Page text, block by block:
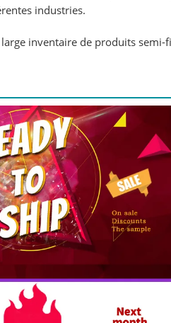
industries.
inventaire de produits